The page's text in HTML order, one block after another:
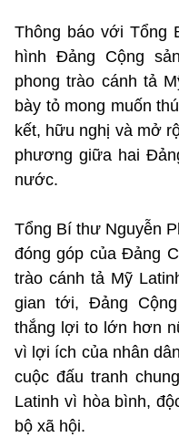
Thông báo với Tổng
hình Đảng Cộng
phong trào cánh tả
bày tỏ mong muốn
kết, hữu nghị và mở
phương giữa hai
nước.
Tổng Bí thư Nguyễn
đóng góp của Đảng
trào cánh tả Mỹ
gian tới, Đảng
thắng lợi to lớn hơn
vì lợi ích của nhân
cuộc đấu tranh
Latinh vì hòa bình,
bộ xã hội.